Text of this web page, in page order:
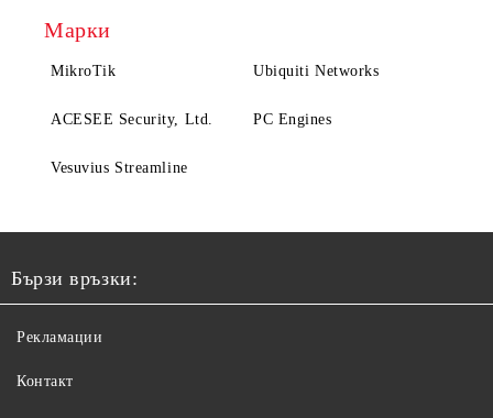
Марки
MikroTik Ubiquiti Networks
ACESEE Security, Ltd. PC Engines
Vesuvius Streamline
Бързи връзки:
Рекламации
Контакт